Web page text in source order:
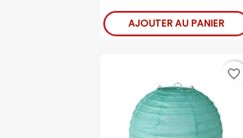
AJOUTER AU PANIER
favorite_border